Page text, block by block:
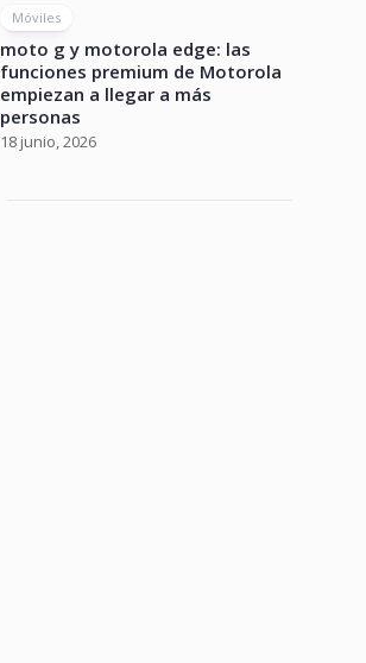
Móviles
moto g y motorola edge: las
funciones premium de Motorola
empiezan a llegar a más
personas
18 junio, 2026